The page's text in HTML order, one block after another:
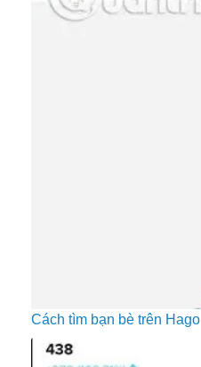
Cách tìm bạn bè trên Hago